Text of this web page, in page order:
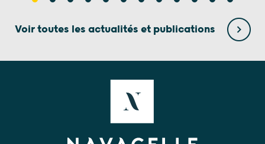
Voir toutes les actualités et publications